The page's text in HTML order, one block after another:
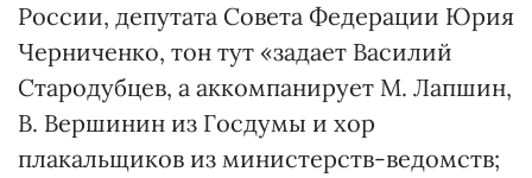
России, депутата Совета Федерации Юрия
Черниченко, тон тут «задает Василий
Стародубцев, а аккомпанирует М. Лапшин,
В. Вершинин из Госдумы и хор
плакальщиков из министерств-ведомств;